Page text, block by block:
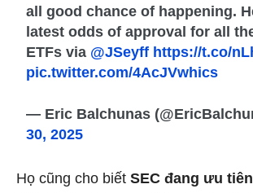
all good chance of happening.
latest odds of approval for all
ETFs via @JSeyff https://t.co/
pic.twitter.com/4AcJVwhics
— Eric Balchunas
30, 2025
Họ cũng cho biết SEC đang ưu